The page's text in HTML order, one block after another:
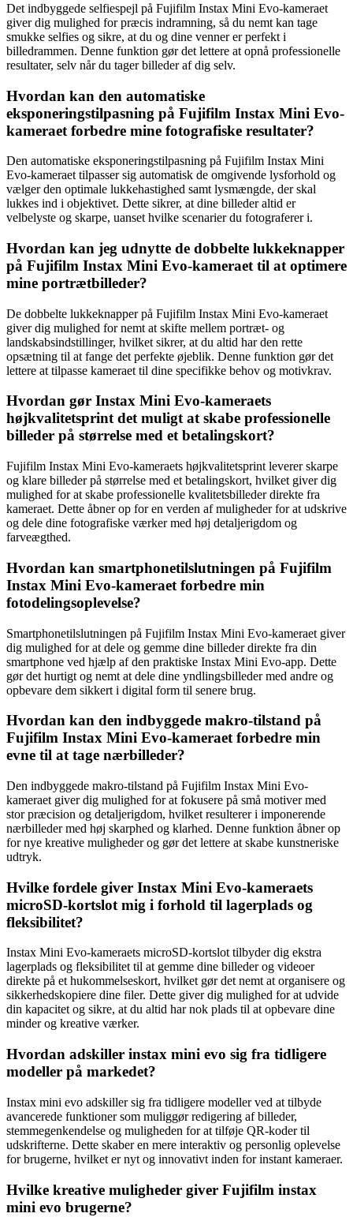
Det indbyggede selfiespejl på Fujifilm Instax Mini Evo-kameraet
giver dig mulighed for præcis indramning, så du nemt kan tage
smukke selfies og sikre, at du og dine venner er perfekt i
billedrammen. Denne funktion gør det lettere at opnå professionelle
resultater, selv når du tager billeder af dig selv.
Hvordan kan den automatiske
eksponeringstilpasning på Fujifilm Instax Mini Evo-
kameraet forbedre mine fotografiske resultater?
Den automatiske eksponeringstilpasning på Fujifilm Instax Mini
Evo-kameraet tilpasser sig automatisk de omgivende lysforhold og
vælger den optimale lukkehastighed samt lysmængde, der skal
lukkes ind i objektivet. Dette sikrer, at dine billeder altid er
velbelyste og skarpe, uanset hvilke scenarier du fotograferer i.
Hvordan kan jeg udnytte de dobbelte lukkeknapper
på Fujifilm Instax Mini Evo-kameraet til at optimere
mine portrætbilleder?
De dobbelte lukkeknapper på Fujifilm Instax Mini Evo-kameraet
giver dig mulighed for nemt at skifte mellem portræt- og
landskabsindstillinger, hvilket sikrer, at du altid har den rette
opsætning til at fange det perfekte øjeblik. Denne funktion gør det
lettere at tilpasse kameraet til dine specifikke behov og motivkrav.
Hvordan gør Instax Mini Evo-kameraets
højkvalitetsprint det muligt at skabe professionelle
billeder på størrelse med et betalingskort?
Fujifilm Instax Mini Evo-kameraets højkvalitetsprint leverer skarpe
og klare billeder på størrelse med et betalingskort, hvilket giver dig
mulighed for at skabe professionelle kvalitetsbilleder direkte fra
kameraet. Dette åbner op for en verden af muligheder for at udskrive
og dele dine fotografiske værker med høj detaljerigdom og
farveægthed.
Hvordan kan smartphonetilslutningen på Fujifilm
Instax Mini Evo-kameraet forbedre min
fotodelingsoplevelse?
Smartphonetilslutningen på Fujifilm Instax Mini Evo-kameraet giver
dig mulighed for at dele og gemme dine billeder direkte fra din
smartphone ved hjælp af den praktiske Instax Mini Evo-app. Dette
gør det hurtigt og nemt at dele dine yndlingsbilleder med andre og
opbevare dem sikkert i digital form til senere brug.
Hvordan kan den indbyggede makro-tilstand på
Fujifilm Instax Mini Evo-kameraet forbedre min
evne til at tage nærbilleder?
Den indbyggede makro-tilstand på Fujifilm Instax Mini Evo-
kameraet giver dig mulighed for at fokusere på små motiver med
stor præcision og detaljerigdom, hvilket resulterer i imponerende
nærbilleder med høj skarphed og klarhed. Denne funktion åbner op
for nye kreative muligheder og gør det lettere at skabe kunstneriske
udtryk.
Hvilke fordele giver Instax Mini Evo-kameraets
microSD-kortslot mig i forhold til lagerplads og
fleksibilitet?
Instax Mini Evo-kameraets microSD-kortslot tilbyder dig ekstra
lagerplads og fleksibilitet til at gemme dine billeder og videoer
direkte på et hukommelseskort, hvilket gør det nemt at organisere og
sikkerhedskopiere dine filer. Dette giver dig mulighed for at udvide
din kapacitet og sikre, at du altid har nok plads til at opbevare dine
minder og kreative værker.
Hvordan adskiller instax mini evo sig fra tidligere
modeller på markedet?
Instax mini evo adskiller sig fra tidligere modeller ved at tilbyde
avancerede funktioner som muliggør redigering af billeder,
stemmegenkendelse og muligheden for at tilføje QR-koder til
udskrifterne. Dette skaber en mere interaktiv og personlig oplevelse
for brugerne, hvilket er nyt og innovativt inden for instant kameraer.
Hvilke kreative muligheder giver Fujifilm instax
mini evo brugerne?